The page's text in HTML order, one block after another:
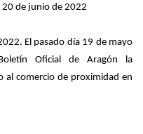
de junio de 2022
. El pasado día 19 de mayo
Oficial de Aragón la
al comercio de proximidad en